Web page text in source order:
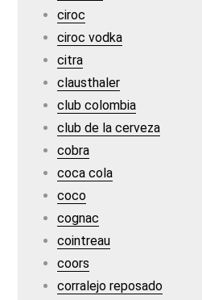
ciroc
ciroc vodka
citra
clausthaler
club colombia
club de la cerveza
cobra
coca cola
coco
cognac
cointreau
coors
corralejo reposado